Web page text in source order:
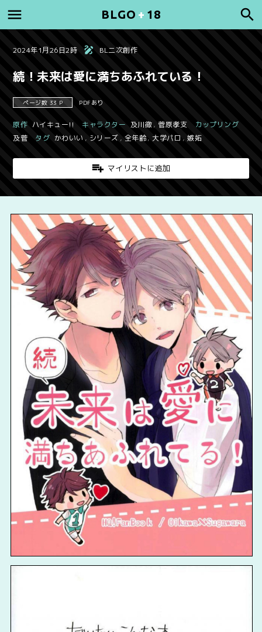
BLGO + 18
2024年1月26日2時 BL二次創作
続！未来は愛に満ちあふれている！
ページ数 33 P PDFあり
原作 ハイキュー!! キャラクター 及川徹, 菅原孝支
カップリング
及菅
タグ かわいい , シリーズ , 全年齢,大学パロ ,嫉妬
マイリストに追加